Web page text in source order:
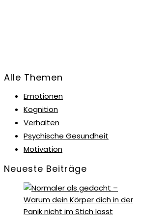
Alle Themen
Emotionen
Kognition
Verhalten
Psychische Gesundheit
Motivation
Neueste Beiträge